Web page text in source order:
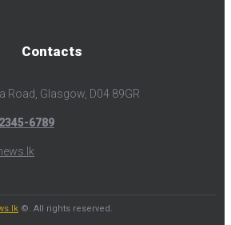
Contacts
Road, Glasgow, D04 89GR
6789
©. All rights reserved.